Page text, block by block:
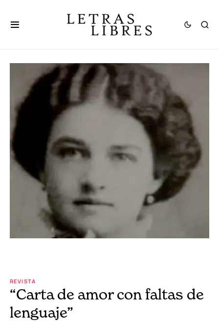
REVISTA
“Carta de amor con faltas de
lenguaje”